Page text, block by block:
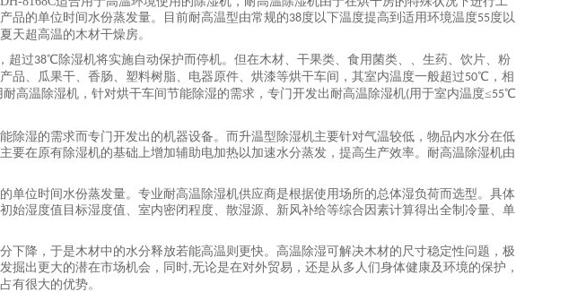
品的单位时间水份蒸发量。目前耐高温型由常规的38度以下温度提高到适用环境温度55度以
天超高温的木材干燥房。
超过38℃除湿机将实施自动保护而停机。但在木材、干果类、食用菌类、、生药、饮片、粉
品、瓜果干、香肠、塑料树脂、电器原件、烘漆等烘干车间，其室内温度一般超过50℃，相
耐高温除湿机，针对烘干车间节能除湿的需求，专门开发出耐高温除湿机(用于室内温度≤55℃
除湿的需求而专门开发出的机器设备。而升温型除湿机主要针对气温较低，物品内水分在低
要在原有除湿机的基础上增加辅助电加热以加速水分蒸发，提高生产效率。耐高温除湿机由
单位时间水份蒸发量。专业耐高温除湿机供应商是根据使用场所的总体湿负荷而选型。具体
始湿度值目标湿度值、室内密闭程度、散湿源、新风补给等综合因素计算得出全制冷量、单
下降，于是木材中的水分释放若能高温则更快。高温除湿可解决木材的尺寸稳定性问题，极
掘出更大的潜在市场机会，同时,无论是在对外贸易，还是从多人们身体健康及环境的保护，
有很大的优势。